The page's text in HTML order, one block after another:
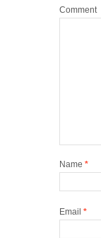
Comment
Name *
Email *